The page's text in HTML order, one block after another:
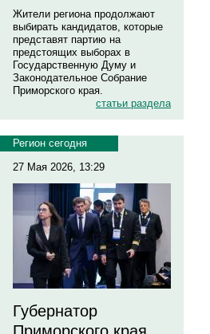
Жители региона продолжают
выбирать кандидатов, которые
представят партию на
предстоящих выборах в
Государственную Думу и
Законодательное Собрание
Приморского края.
статьи раздела
Регион сегодня
27 Мая 2026, 13:29
Губернатор